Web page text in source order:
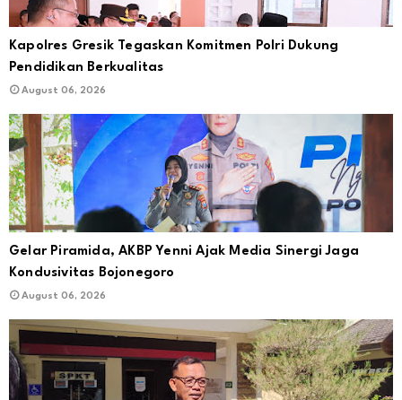
Kapolres Gresik Tegaskan Komitmen Polri Dukung
Pendidikan Berkualitas
August 06, 2026
Gelar Piramida, AKBP Yenni Ajak Media Sinergi Jaga
Kondusivitas Bojonegoro
August 06, 2026